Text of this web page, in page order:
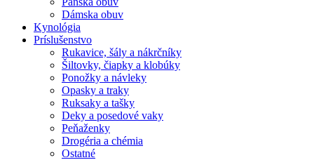
Dámska obuv
Kynológia
Príslušenstvo
Rukavice, šály a nákrčníky
Šiltovky, čiapky a klobúky
Ponožky a návleky
Opasky a traky
Ruksaky a tašky
Deky a posedové vaky
Peňaženky
Drogéria a chémia
Ostatné